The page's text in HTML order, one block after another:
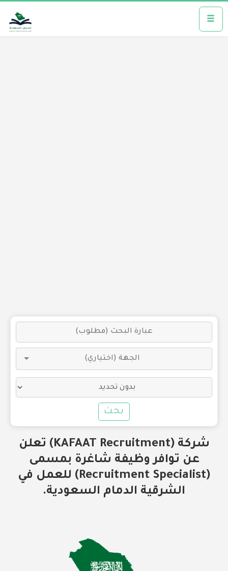
بحث
شركة (KAFAAT Recruitment) تعلن
عن توافر وظيفة شاغرة بمسمى
(Recruitment Specialist) للعمل في
الشرقية الدمام السعودية.